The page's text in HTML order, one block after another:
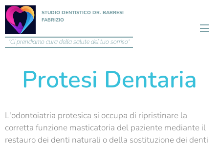
STUDIO DENTISTICO DR. BARRESI
FABRIZIO
"Ci prendiamo cura della salute del tuo sorriso"
Protesi Dentaria
L'odontoiatria protesica si occupa di ripristinare la
corretta funzione masticatoria del paziente mediante il
restauro dei denti naturali o della sostituzione dei denti